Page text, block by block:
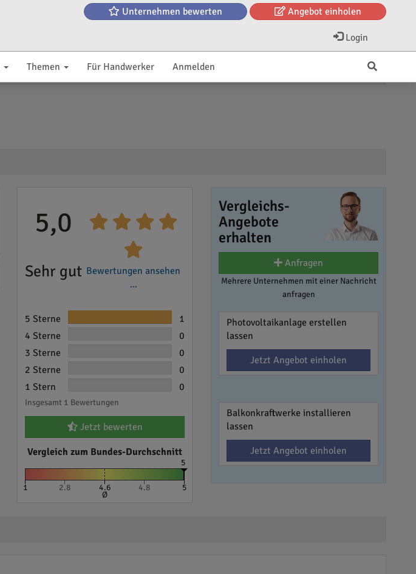
Unternehmen bewerten Angebot einholen
Login
Themen Für Handwerker Anmelden
5,0
Sehr gut Bewertungen ansehen
...
5 Sterne
1
4 Sterne
0
3 Sterne
0
2 Sterne
0
1 Stern
0
Insgesamt 1 Bewertungen
Jetzt bewerten
Vergleich zum Bundes-Durchschnitt
5
1 2.8 4.6
Ø
4.8 5
Vergleichs-
Angebote
erhalten
Anfragen
Mehrere Unternehmen mit einer Nachricht
anfragen
Photovoltaikanlage erstellen
lassen
Jetzt Angebot einholen
Balkonkraftwerke installieren
lassen
Jetzt Angebot einholen